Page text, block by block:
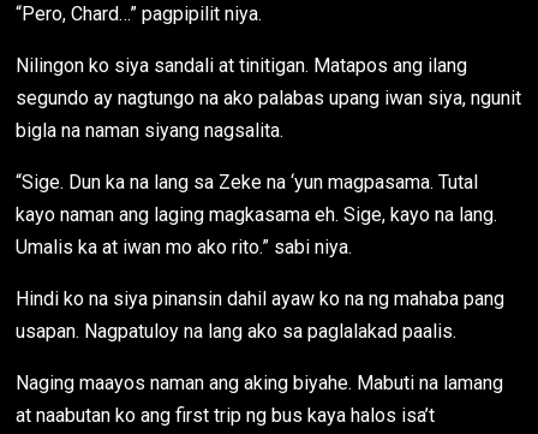
“Pero, Chard…” pagpipilit niya.
Nilingon ko siya sandali at tinitigan. Matapos ang ilang
segundo ay nagtungo na ako palabas upang iwan siya, ngunit
bigla na naman siyang nagsalita.
“Sige. Dun ka na lang sa Zeke na ‘yun magpasama. Tutal
kayo naman ang laging magkasama eh. Sige, kayo na lang.
Umalis ka at iwan mo ako rito.” sabi niya.
Hindi ko na siya pinansin dahil ayaw ko na ng mahaba pang
usapan. Nagpatuloy na lang ako sa paglalakad paalis.
Naging maayos naman ang aking biyahe. Mabuti na lamang
at naabutan ko ang first trip ng bus kaya halos isa’t